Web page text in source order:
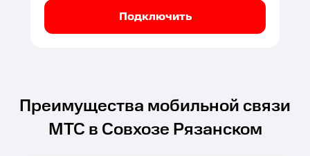
Подключить
Преимущества мобильной связи
МТС в Совхозе Рязанском